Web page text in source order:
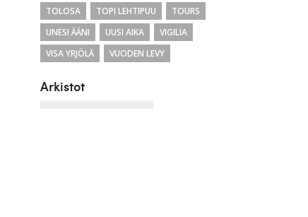
TOLOSA
TOPI LEHTIPUU
TOURS
UNESI ÄÄNI
UUSI AIKA
VIGILIA
VISA YRJÖLÄ
VUODEN LEVY
Arkistot